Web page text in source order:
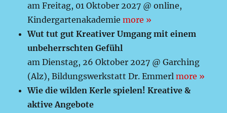
am Freitag, 01 Oktober 2027 @ online,
Kindergartenakademiemore »
Wut tut gut Kreativer Umgang mit einem
unbeherrschten Gefühl
am Dienstag, 26 Oktober 2027 @ Garching
(Alz), Bildungswerkstatt Dr. Emmerlmore »
Wie die wilden Kerle spielen! Kreative &
aktive Angebote